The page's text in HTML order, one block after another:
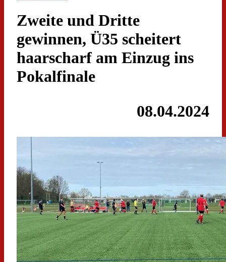
Zweite und Dritte
gewinnen, Ü35 scheitert
haarscharf am Einzug ins
Pokalfinale
08.04.2024